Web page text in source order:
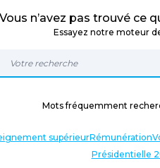
Vous n’avez pas trouvé ce
Essayez notre moteur
Mots fréquemment
supérieurRémunération
Présidentielle